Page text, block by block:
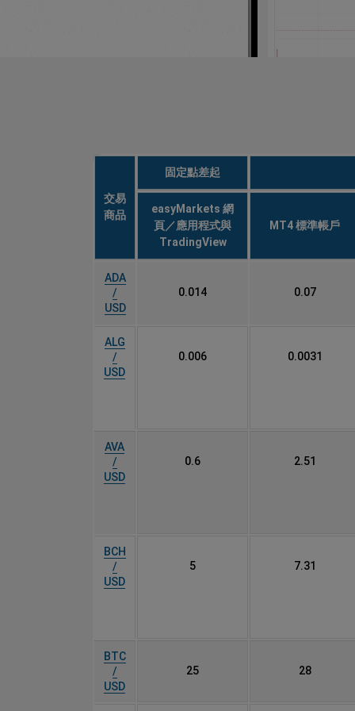
交易
商品
固定點差起
easyMarkets 網
頁／應用程式與
TradingView
MT4 標準帳戶
ADA
/
USD
0.014 0.07
ALG
/
USD
0.006 0.0031
AVA
/
USD
0.6 2.51
BCH
/
USD
5 7.31
BTC
/
USD
25 28